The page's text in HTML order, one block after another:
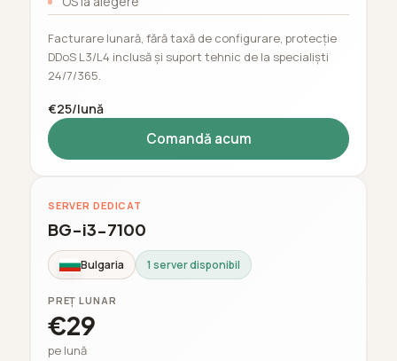
Facturare lunară, fără taxă de configurare, protecție
DDoS L3/L4 inclusă și suport tehnic de la specialiști
24/7/365.
€25/lună
Comandă acum
SERVER DEDICAT
BG-i3-7100
Bulgaria 1 server disponibil
PREȚ LUNAR
€29
pe lună